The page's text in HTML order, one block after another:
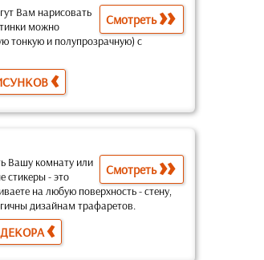
Смотреть
Вам нарисовать
можно
тонкую и полупрозрачную) с
Смотреть
Вашу комнату или
стикеры -это
на любую поверхность- стену,
дизайнам трафаретов.